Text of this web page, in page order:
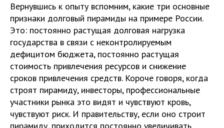
Вернувшись к опыту вспомним, какие три основные
признаки долговый пирамиды на примере России.
Это: постоянно растущая долговая нагрузка
государства в связи с неконтролируемым
дефицитом бюджета, постоянно растущая
стоимость привлечения ресурсов и снижение
сроков привлечения средств. Короче говоря, когда
строят пирамиду, инвесторы, профессиональные
участники рынка это видят и чувствуют кровь,
чувствуют риск. И правительству, если оно строит